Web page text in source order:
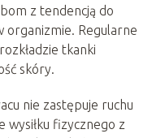
z tendencją do
organizmie. Regularne
tkanki
skóry.
nie zastępuje ruchu
wysiłku fizycznego z